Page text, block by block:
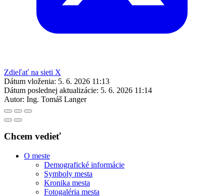
Zdieľať na sieti X
Dátum vloženia: 5. 6. 2026 11:13
Dátum poslednej aktualizácie: 5. 6. 2026 11:14
Autor: Ing. Tomáš Langer
Chcem vedieť
O meste
Demografické informácie
Symboly mesta
Kronika mesta
Fotogaléria mesta